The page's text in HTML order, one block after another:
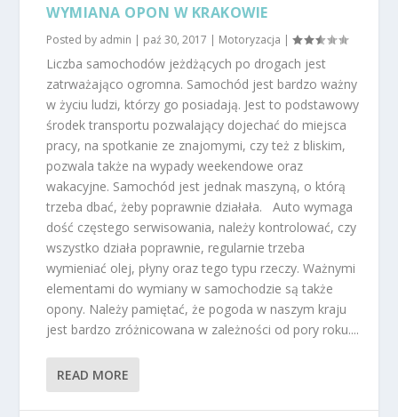
WYMIANA OPON W KRAKOWIE
Posted by admin | paź 30, 2017 | Motoryzacja |
Liczba samochodów jeżdżących po drogach jest
zatrważająco ogromna. Samochód jest bardzo ważny
w życiu ludzi, którzy go posiadają. Jest to podstawowy
środek transportu pozwalający dojechać do miejsca
pracy, na spotkanie ze znajomymi, czy też z bliskim,
pozwala także na wypady weekendowe oraz
wakacyjne. Samochód jest jednak maszyną, o którą
trzeba dbać, żeby poprawnie działała. Auto wymaga
dość częstego serwisowania, należy kontrolować, czy
wszystko działa poprawnie, regularnie trzeba
wymieniać olej, płyny oraz tego typu rzeczy. Ważnymi
elementami do wymiany w samochodzie są także
opony. Należy pamiętać, że pogoda w naszym kraju
jest bardzo zróżnicowana w zależności od pory roku....
READ MORE